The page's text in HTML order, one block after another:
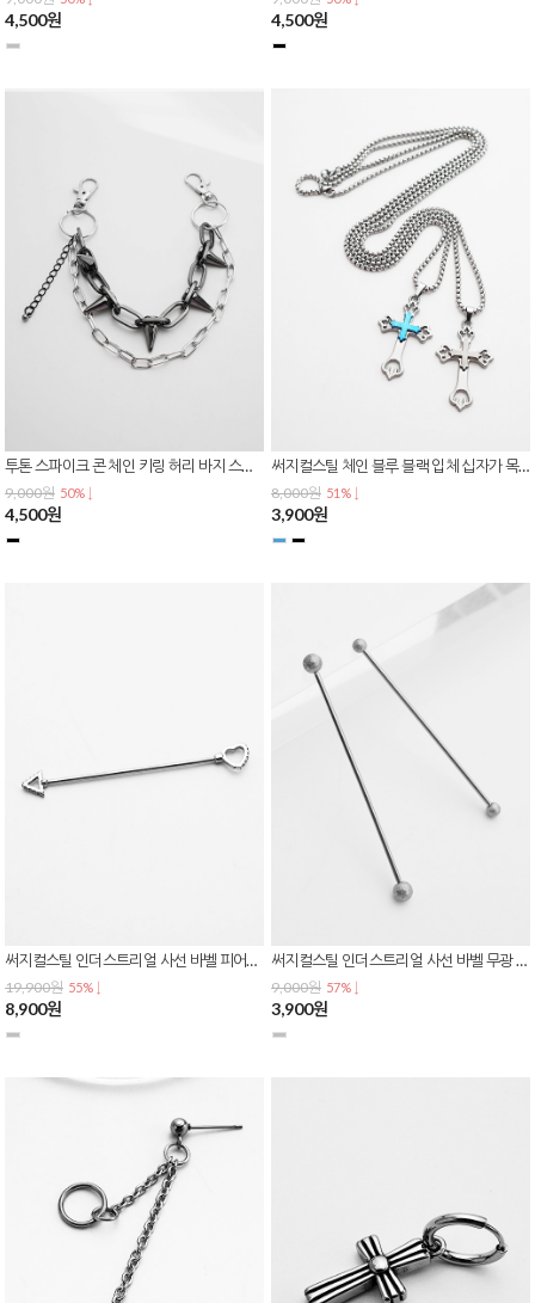
4,500원 4,500원
투톤 스파이크 콘 체인 키링 허리 바지 스커트 가방 힙스트릿 레이어드 패션 체인 AC-0241
9,000원 50% ↓
4,500원
써지컬스틸 체인 블루 블랙 입체 십자가 목걸이 N-0433
8,000원 51% ↓
3,900원
써지컬스틸 인더스트리얼 사선 바벨 피어싱 하트 삼각 큐빅 연골 귀 피어싱 P-0819
19,900원 55% ↓
8,900원
써지컬스틸 인더스트리얼 사선 바벨 무광 샌드 매트 볼 스트레이트 귀 연골 피어싱 P-0818
9,000원 57% ↓
3,900원